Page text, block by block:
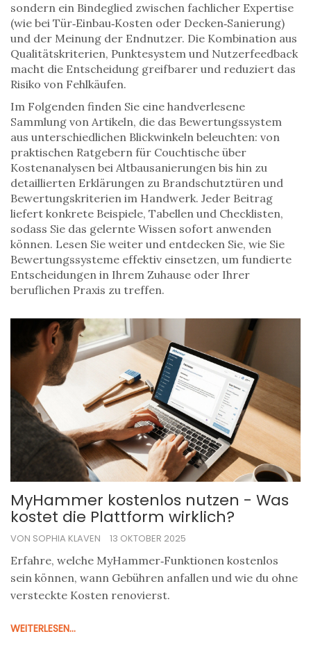
sondern ein Bindeglied zwischen fachlicher Expertise
(wie bei Tür‑Einbau‑Kosten oder Decken‑Sanierung)
und der Meinung der Endnutzer. Die Kombination aus
Qualitätskriterien, Punktesystem und Nutzerfeedback
macht die Entscheidung greifbarer und reduziert das
Risiko von Fehlkäufen.
Im Folgenden finden Sie eine handverlesene
Sammlung von Artikeln, die das Bewertungssystem
aus unterschiedlichen Blickwinkeln beleuchten: von
praktischen Ratgebern für Couchtische über
Kostenanalysen bei Altbausanierungen bis hin zu
detaillierten Erklärungen zu Brandschutztüren und
Bewertungskriterien im Handwerk. Jeder Beitrag
liefert konkrete Beispiele, Tabellen und Checklisten,
sodass Sie das gelernte Wissen sofort anwenden
können. Lesen Sie weiter und entdecken Sie, wie Sie
Bewertungssysteme effektiv einsetzen, um fundierte
Entscheidungen in Ihrem Zuhause oder Ihrer
beruflichen Praxis zu treffen.
MyHammer kostenlos nutzen - Was
kostet die Plattform wirklich?
VON SOPHIA KLAVEN 13 OKTOBER 2025
Erfahre, welche MyHammer‑Funktionen kostenlos
sein können, wann Gebühren anfallen und wie du ohne
versteckte Kosten renovierst.
WEITERLESEN...